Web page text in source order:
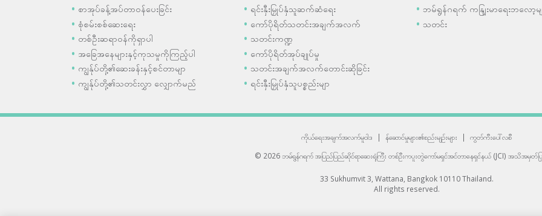
စာအုပ်ခန့်အပ်တာဝန်ပေးခြင်း
စုံစမ်းစစ်ဆေးရေး
တစ်ဦးဆရာဝန်ကိုရှာပါ
အခြေအနေများနှင့်ကုသမှုကိုကြည့်ပါ
ကျွန်ုပ်တို့၏ဆေးခန်းနှင့်စင်တာမျာ
ကျွန်ုပ်တို့၏သတင်းလွှာ လျှောက်မည်
ရင်းနှီးမြှုပ်နှံသူဆက်ဆံရေး
ကော်ပိုရိတ်သတင်းအချက်အလက်
သတင်းကဏ္ဍ
ကော်ပိုရိတ်အုပ်ချုပ်မှု
သတင်းအချက်အလက်တောင်းဆိုခြင်း
ရင်းနှီးမြှုပ်နှံသူပစ္စည်းမျာ
ဘမ်ရွန်ဂရက် ကနျြးမာရေးဘလော့မျ
သတင်း
ကိုယ်ရေးအချက်အလက်မူဝါဒ | န်ဆောင်မှုများ၏စည်းမျဉ်းများ |
ကွတ်ကီးပေါ်လစီ
© 2026 ဘမ်ရွန်ဂရက် အပြည်ပြည်ဆိုင်ရာဆေးရုံကြီး တစ်ဦးကပူးတွဲကော်မရှင်အင်တာနေရှင်နယ် (JCI) အသိအမှတ်ပ
33 Sukhumvit 3, Wattana, Bangkok 10110 Thailand.
All rights reserved.